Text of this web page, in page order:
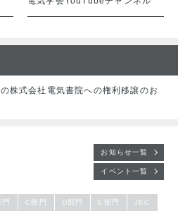
株式会社電気書院への権利移譲のお
お知らせ一覧
イベント一覧
門 C部門 D部門 E部門 JEC